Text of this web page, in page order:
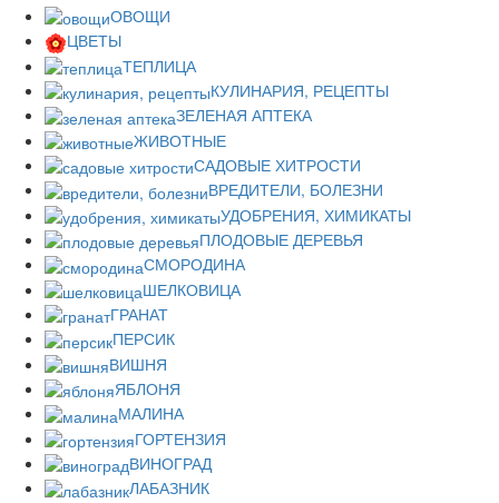
ОВОЩИ
ЦВЕТЫ
ТЕПЛИЦА
КУЛИНАРИЯ, РЕЦЕПТЫ
ЗЕЛЕНАЯ АПТЕКА
ЖИВОТНЫЕ
САДОВЫЕ ХИТРОСТИ
ВРЕДИТЕЛИ, БОЛЕЗНИ
УДОБРЕНИЯ, ХИМИКАТЫ
ПЛОДОВЫЕ ДЕРЕВЬЯ
СМОРОДИНА
ШЕЛКОВИЦА
ГРАНАТ
ПЕРСИК
ВИШНЯ
ЯБЛОНЯ
МАЛИНА
ГОРТЕНЗИЯ
ВИНОГРАД
ЛАБАЗНИК